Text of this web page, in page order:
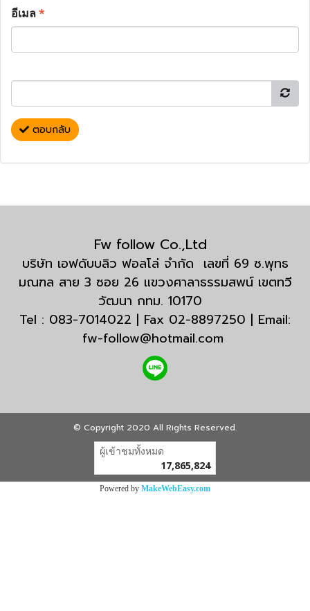
อีเมล*
ตอบกลับ
Fw follow Co.,Ltd
บริษัท เอฟดับบลิว ฟอลโล่ จำกัด เลขที่ 69 ซ.พุทธ
มณฑล สาย 3 ซอย 26 แขวงศาลาธรรมสพน์ เขตทวี
วัฒนา กทม. 10170
Tel : 083-7014022 | Fax 02-8897250 | Email:
fw-follow@hotmail.com
© Copyright 2020 All Rights Reserved.
ผู้เข้าชมทั้งหมด
17,865,824
Powered by MakeWebEasy.com